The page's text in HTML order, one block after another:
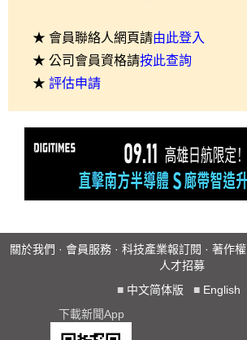
★ 會員聯絡人網頁請由此登入
★ 公司會員資格請按此查詢
★ 評估申請
關於我們 · 會員服務 · 科技產業報訂閱 · 著作權
人才招募
■ 中文简体版 ■ English
下載新聞App